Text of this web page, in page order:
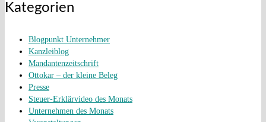
Kategorien
Blogpunkt Unternehmer
Kanzleiblog
Mandantenzeitschrift
Ottokar – der kleine Beleg
Presse
Steuer-Erklärvideo des Monats
Unternehmen des Monats